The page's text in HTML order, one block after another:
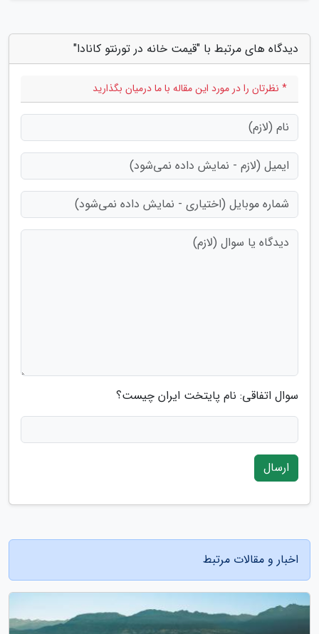
دیدگاه های مرتبط با "قیمت خانه در تورنتو کانادا"
* نظرتان را در مورد این مقاله با ما درمیان بگذارید
سوال اتفاقی: نام پایتخت ایران چیست؟
ارسال
اخبار و مقالات مرتبط